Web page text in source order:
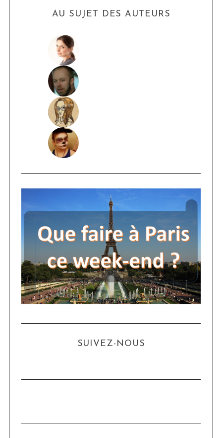
AU SUJET DES AUTEURS
SUIVEZ-NOUS